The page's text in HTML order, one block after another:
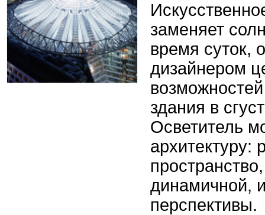
заменяет
время суток,
дизайнером
здания в
Осветитель
архитектуру:
динамичной,
перспективы.